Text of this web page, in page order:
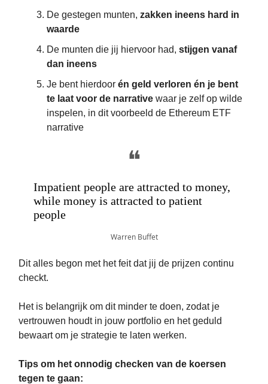
De gestegen munten, zakken ineens hard in
waarde
De munten die jij hiervoor had, stijgen vanaf
dan ineens
Je bent hierdoor én geld verloren én je bent
te laat voor de narrative waar je zelf op wilde
inspelen, in dit voorbeeld de Ethereum ETF
narrative
❝
Impatient people are attracted to money,
while money is attracted to patient
people
Warren Buffet
Dit alles begon met het feit dat jij de prijzen continu
checkt.
Het is belangrijk om dit minder te doen, zodat je
vertrouwen houdt in jouw portfolio en het geduld
bewaart om je strategie te laten werken.
Tips om het onnodig checken van de koersen
tegen te gaan: